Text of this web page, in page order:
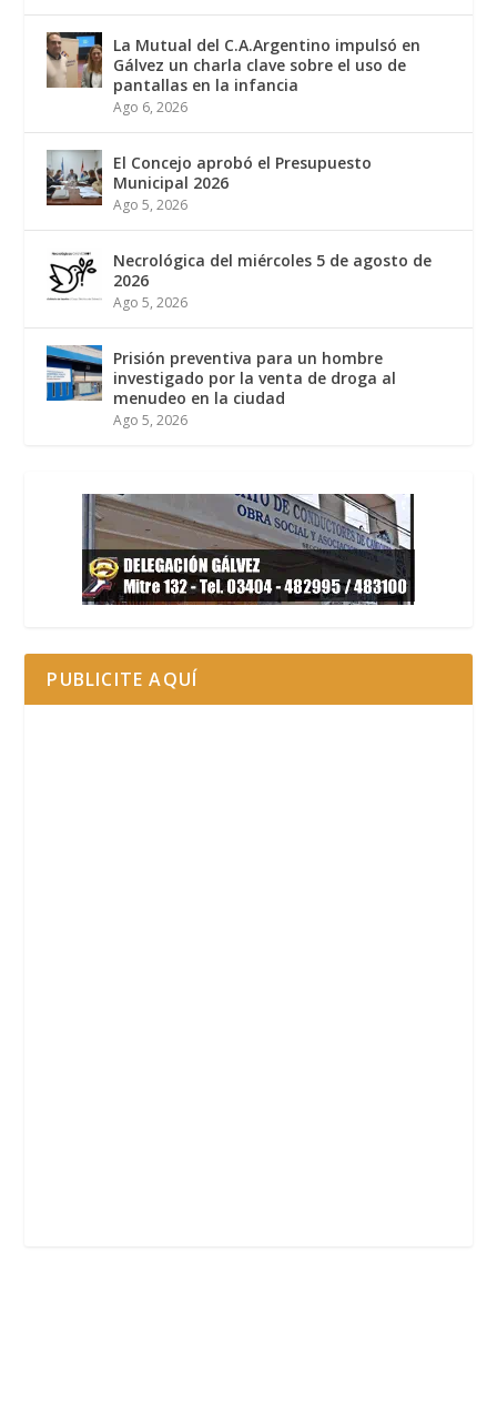
La Mutual del C.A.Argentino impulsó en
Gálvez un charla clave sobre el uso de
pantallas en la infancia
Ago 6, 2026
El Concejo aprobó el Presupuesto
Municipal 2026
Ago 5, 2026
Necrológica del miércoles 5 de agosto de
2026
Ago 5, 2026
Prisión preventiva para un hombre
investigado por la venta de droga al
menudeo en la ciudad
Ago 5, 2026
PUBLICITE AQUÍ